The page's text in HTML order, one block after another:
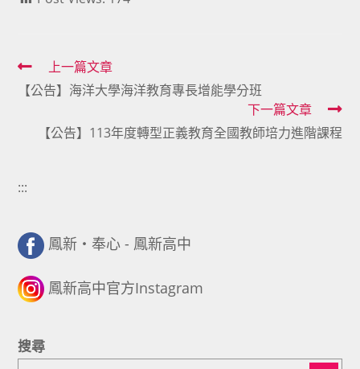
Read
more
articles
上一篇文章
【公告】海洋大學海洋教育專長增能學分班
下一篇文章
【公告】113年度轉型正義教育全國教師培力進階課程
:::
鳳新・奉心 - 鳳新高中
鳳新高中官方Instagram
搜尋